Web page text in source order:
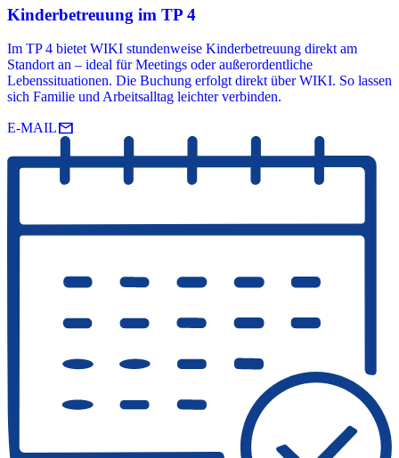
Kinderbetreuung im TP 4
Im TP 4 bietet WIKI stundenweise Kinderbetreuung direkt am
Standort an – ideal für Meetings oder außerordentliche
Lebenssituationen. Die Buchung erfolgt direkt über WIKI. So lassen
sich Familie und Arbeitsalltag leichter verbinden.
E-MAILmail